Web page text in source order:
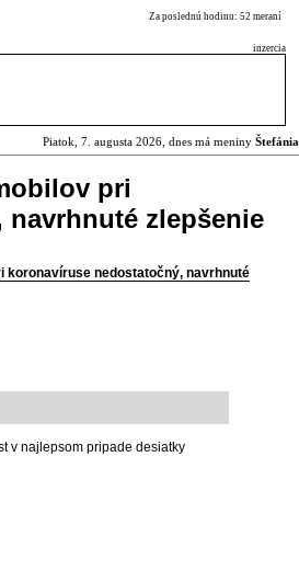
Za poslednú hodinu: 52 meraní
inzercia
Piatok, 7. augusta 2026, dnes má meniny Štefánia
pri
zlepšenie
koronavíruse nedostatočný, navrhnuté
v najlepsom pripade desiatky